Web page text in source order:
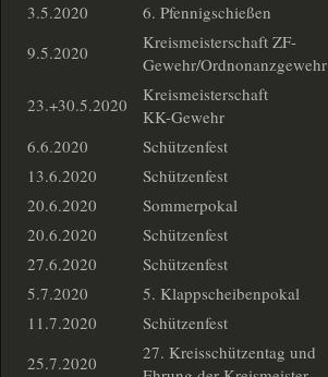
3.5.2020
6. Pfennigschießen
9.5.2020
Kreismeisterschaft ZF-
Gewehr/Ordnonanzgewehr
23.+30.5.2020
Kreismeisterschaft
KK-Gewehr
6.6.2020
Schützenfest
13.6.2020
Schützenfest
20.6.2020
Sommerpokal
20.6.2020
Schützenfest
27.6.2020
Schützenfest
5.7.2020
5. Klappscheibenpokal
11.7.2020
Schützenfest
25.7.2020
27. Kreisschützentag und